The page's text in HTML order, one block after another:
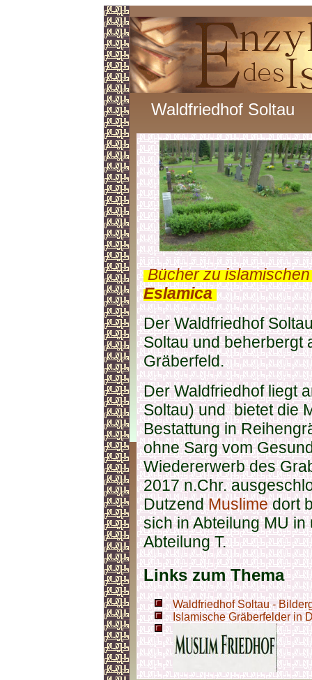
Waldfriedhof Soltau
.Bücher zu
Eslamica.
Der Waldfriedhof
Soltau und beherbergt
Gräberfeld.
Der Waldfriedhof liegt
Soltau) und bietet die
Bestattung in
ohne Sarg vom
Wiedererwerb des
2017 n.Chr.
DutzendMuslimedort
sich in Abteilung MU
Abteilung T.
Links zum Thema
Waldfriedhof Soltau -
Islamische Gräberfelder in